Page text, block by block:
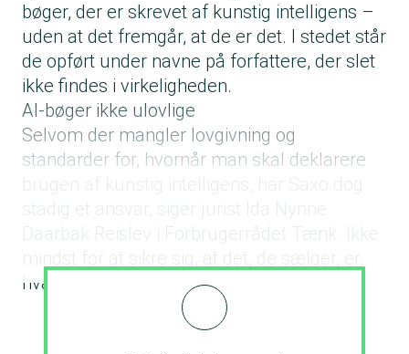
bøger, der er skrevet af kunstig intelligens –
uden at det fremgår, at de er det. I stedet står
de opført under navne på forfattere, der slet
ikke findes i virkeligheden.
AI-bøger ikke ulovlige
Selvom der mangler lovgivning og
standarder for, hvornår man skal deklarere
stadig et ansvar, siger jurist Ida Nynne
Daarbak Reislev i Forbrugerrådet Tænk. Ikke
mindst for at sikre sig, at det, de sælger, er,
hvad det giver sig ud for at være.